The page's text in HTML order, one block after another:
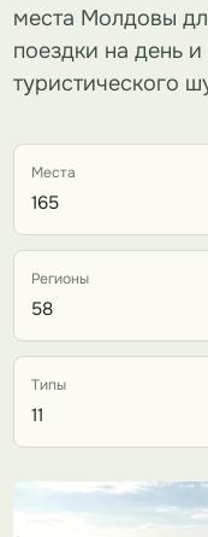
места Молдовы
поездки на день
туристического
Места
165
Регионы
58
Типы
11